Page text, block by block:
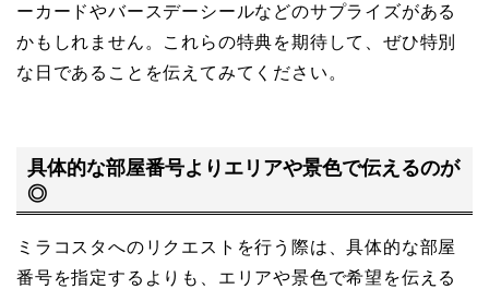
ーカードやバースデーシールなどのサプライズがある
かもしれません。これらの特典を期待して、ぜひ特別
な日であることを伝えてみてください。
具体的な部屋番号よりエリアや景色で伝えるのが
◎
ミラコスタへのリクエストを行う際は、具体的な部屋
番号を指定するよりも、エリアや景色で希望を伝える